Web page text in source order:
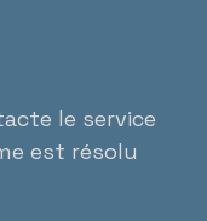
le service
est résolu